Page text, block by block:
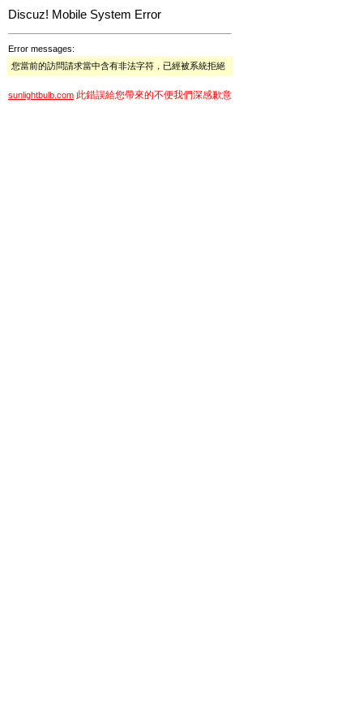
Discuz! Mobile System Error
Error messages:
您當前的訪問請求當中含有非法字符，已經被系統拒絕
sunlightbulb.com 此錯誤給您帶來的不便我們深感歉意